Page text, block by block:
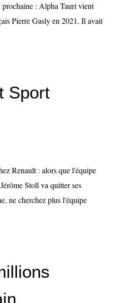
prochaine : Alpha Tauri vient
Pierre Gasly en 2021. Il avait
Sport
Renault : alors que l'équipe
Stoll va quitter ses
ne cherchez plus l'équipe